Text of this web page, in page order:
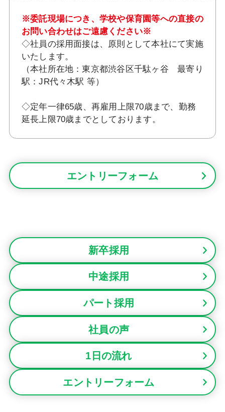
※委託現場につき、学校や保育園等への直接の
お問い合わせはご遠慮ください※
◇社員の採用面接は、原則として本社にて実施
いたします。
（本社所在地：東京都渋谷区千駄ヶ谷 最寄り
駅：JR代々木駅 等）
◇定年一律65歳、再雇用上限70歳まで、勤務
延長上限70歳までとしております。
エントリーフォーム
新卒採用
中途採用
パート採用
社員の声
1日の流れ
エントリーフォーム